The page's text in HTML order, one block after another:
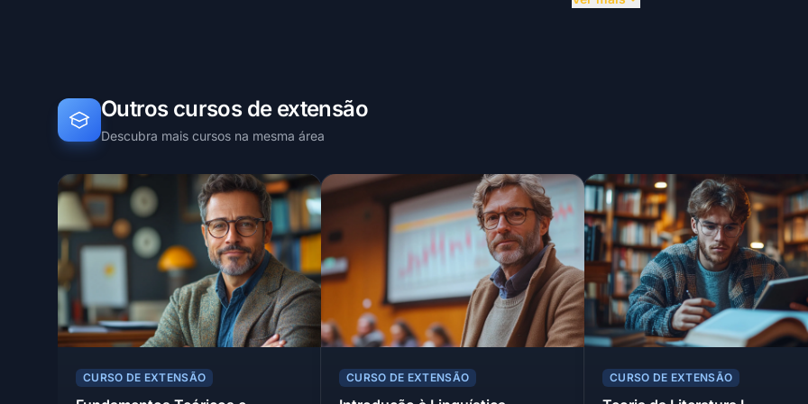
Outros cursos de extensão
Descubra mais cursos na mesma área
CURSO DE EXTENSÃO CURSO DE EXTENSÃO CURSO DE EXTENSÃO